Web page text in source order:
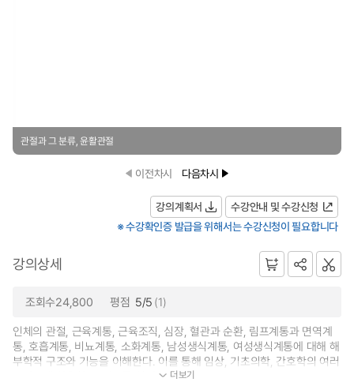
관절과 그 분류, 윤활관절
이전차시 다음차시
강의계획서
수강안내 및 수강신청
※ 수강확인증 발급을 위해서는 수강신청이 필요합니다
강의상세
조회수24,800 평점 5/5 (1)
인체의 관절, 근육계통, 근육조직, 심장, 혈관과 순환, 림프계통과 면역계
통, 호흡계통, 비뇨계통, 소화계통, 남성생식계통, 여성생식계통에 대해 해
부학적 구조와 기능을 이해한다. 이를 통해 임상, 기초의학, 간호학의 여러
교과목에 활용할 수 있도록 실제... 더보기